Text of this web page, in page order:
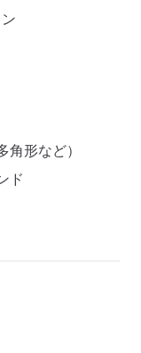
形など）
ド